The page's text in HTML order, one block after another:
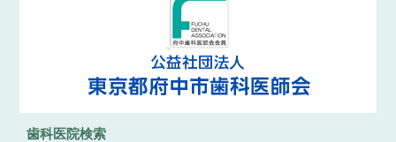
歯科医院検索